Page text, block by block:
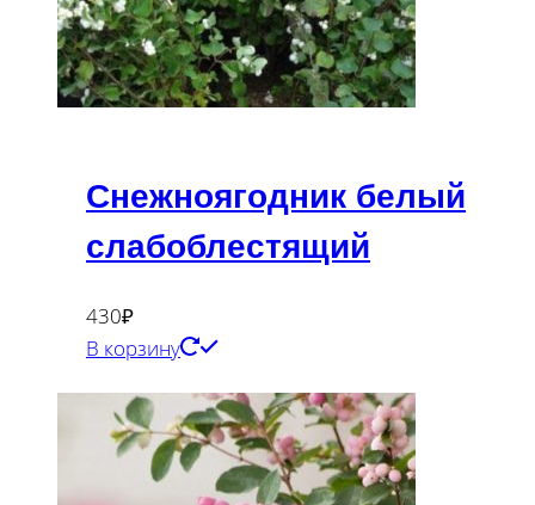
Снежноягодник белый
слабоблестящий
430₽
В корзину